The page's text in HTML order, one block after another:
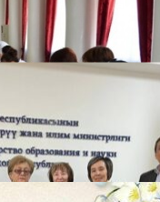
27.07.2026
ӨЗҮҢДҮН
20.07.2026
ЖОЖДОРГО
20.07.2026
Медиа
СУЗАКТА 750
ПАЙДАЛАНУУГА